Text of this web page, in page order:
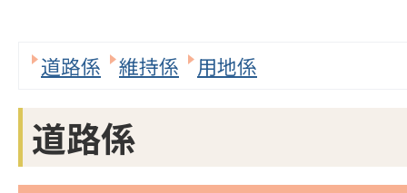
道路係 維持係 用地係
道路係